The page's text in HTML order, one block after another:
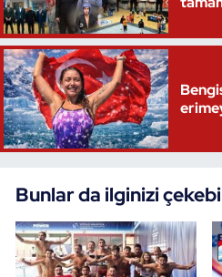
Bunlar da ilginizi